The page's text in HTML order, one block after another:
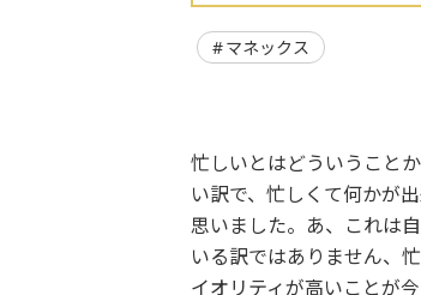
マネックス
忙しいとはどういうこと
い訳で、忙しくて何かが
思いました。あ、これは
いる訳ではありません、
イオリティが高いことが